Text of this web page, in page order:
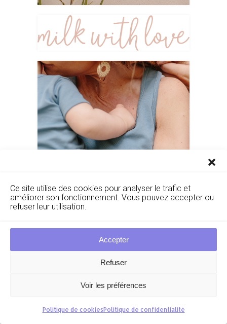
Ce site utilise des cookies pour analyser le trafic et
améliorer son fonctionnement. Vous pouvez accepter ou
refuser leur utilisation.
Accepter
Refuser
Voir les préférences
Politique de cookiesPolitique de confidentialité